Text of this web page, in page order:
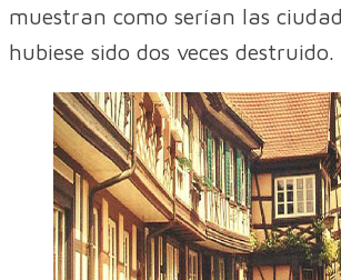
muestran como serían las
hubiese sido dos veces destruido.